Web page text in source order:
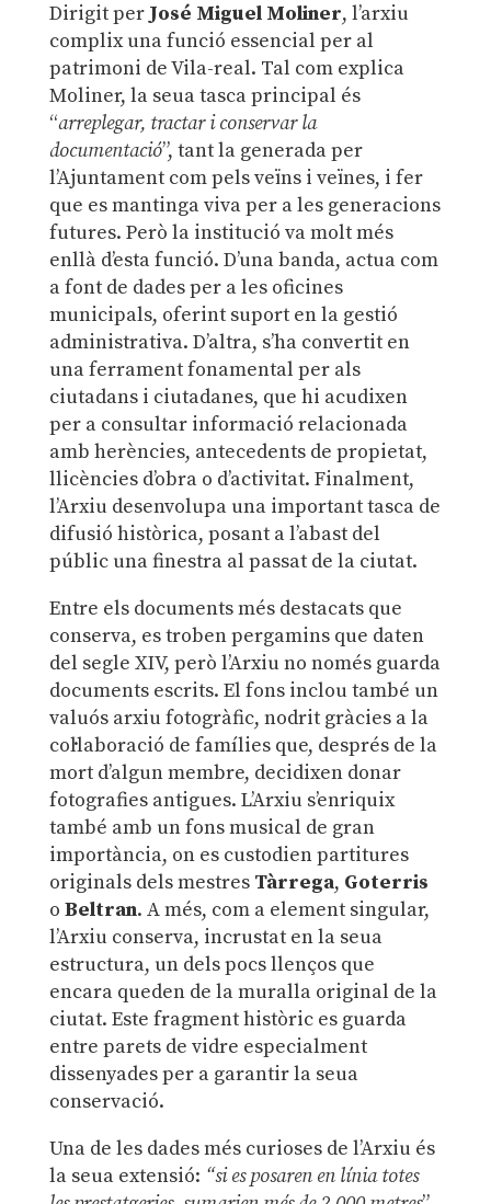
Dirigit per José Miguel Moliner, l’arxiu
complix una funció essencial per al
patrimoni de Vila-real. Tal com explica
Moliner, la seua tasca principal és
“arreplegar, tractar i conservar la
documentació”, tant la generada per
l’Ajuntament com pels veïns i veïnes, i fer
que es mantinga viva per a les generacions
futures. Però la institució va molt més
enllà d’esta funció. D’una banda, actua com
a font de dades per a les oficines
municipals, oferint suport en la gestió
administrativa. D’altra, s’ha convertit en
una ferrament fonamental per als
ciutadans i ciutadanes, que hi acudixen
per a consultar informació relacionada
amb herències, antecedents de propietat,
llicències d’obra o d’activitat. Finalment,
l’Arxiu desenvolupa una important tasca de
difusió històrica, posant a l’abast del
públic una finestra al passat de la ciutat.
Entre els documents més destacats que
conserva, es troben pergamins que daten
del segle XIV, però l’Arxiu no només guarda
documents escrits. El fons inclou també un
valuós arxiu fotogràfic, nodrit gràcies a la
col·laboració de famílies que, després de la
mort d’algun membre, decidixen donar
fotografies antigues. L’Arxiu s’enriquix
també amb un fons musical de gran
importància, on es custodien partitures
originals dels mestres Tàrrega, Goterris
o Beltran. A més, com a element singular,
l’Arxiu conserva, incrustat en la seua
estructura, un dels pocs llenços que
encara queden de la muralla original de la
ciutat. Este fragment històric es guarda
entre parets de vidre especialment
dissenyades per a garantir la seua
conservació.
Una de les dades més curioses de l’Arxiu és
la seua extensió: “si es posaren en línia totes